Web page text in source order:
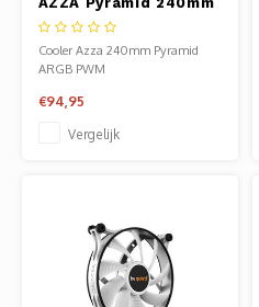
ARGB PWM | All-in-
One CPU Waterkoeler
Cooler Azza 240mm Pyramid
ARGB PWM
€94,95
Vergelijk